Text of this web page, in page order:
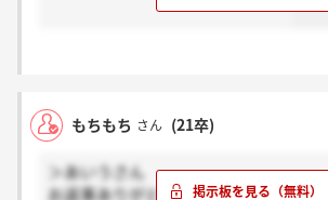
もちもち さん (21卒)
＞あいうさん
お返事ありがとうございます！